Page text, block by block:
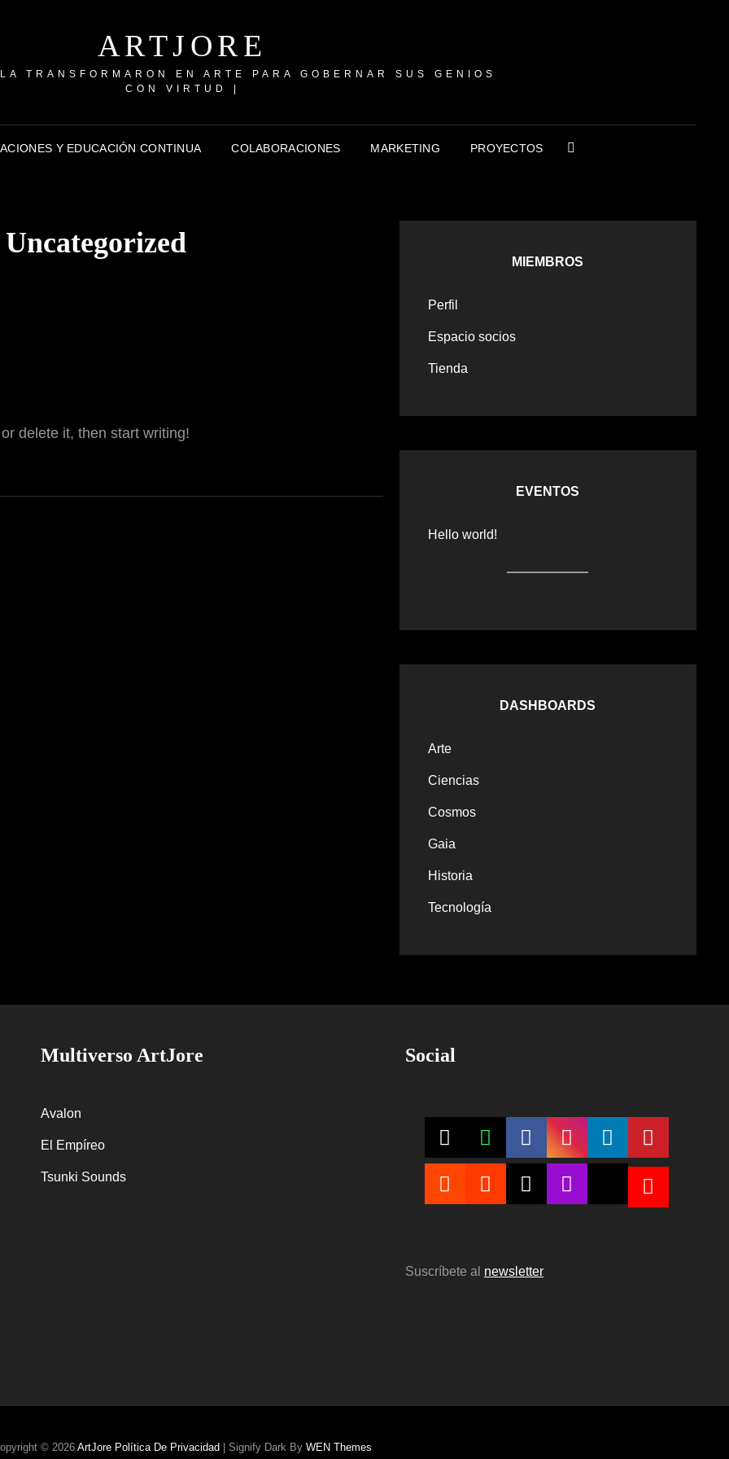
ARTJORE
TRANSFORMARON EN ARTE PARA GOBERNAR SUS GENIOS
CON VIRTUD |
Y EDUCACIÓN CONTINUA COLABORACIONES MARKETING PROYECTOS
Uncategorized
delete it, then start writing!
MIEMBROS
Perfil
Espacio socios
Tienda
EVENTOS
Hello world!
DASHBOARDS
Arte
Ciencias
Cosmos
Gaia
Historia
Tecnología
Multiverso ArtJore
Avalon
El Empíreo
Tsunki Sounds
Social
Suscríbete al newsletter
© 2026 ArtJore Política De Privacidad Signify Dark By WEN Themes